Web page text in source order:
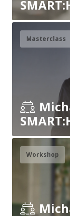
Masterclass
Workshop